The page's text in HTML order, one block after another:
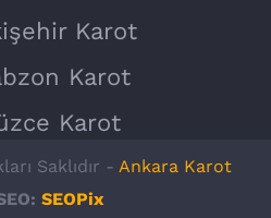
Karot
Karot
Karot
Saklıdır - Ankara Karot
SEOPix